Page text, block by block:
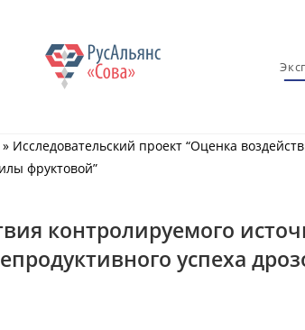
» Исследовательский проект “Оценка
фруктовой”
контролируемого
успеха